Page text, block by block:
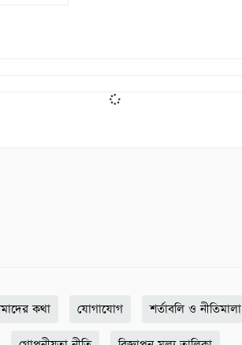
কথা যোগাযোগ শর্তাবলি ও নীতিমালা